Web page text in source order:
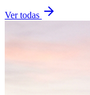
Ver todas